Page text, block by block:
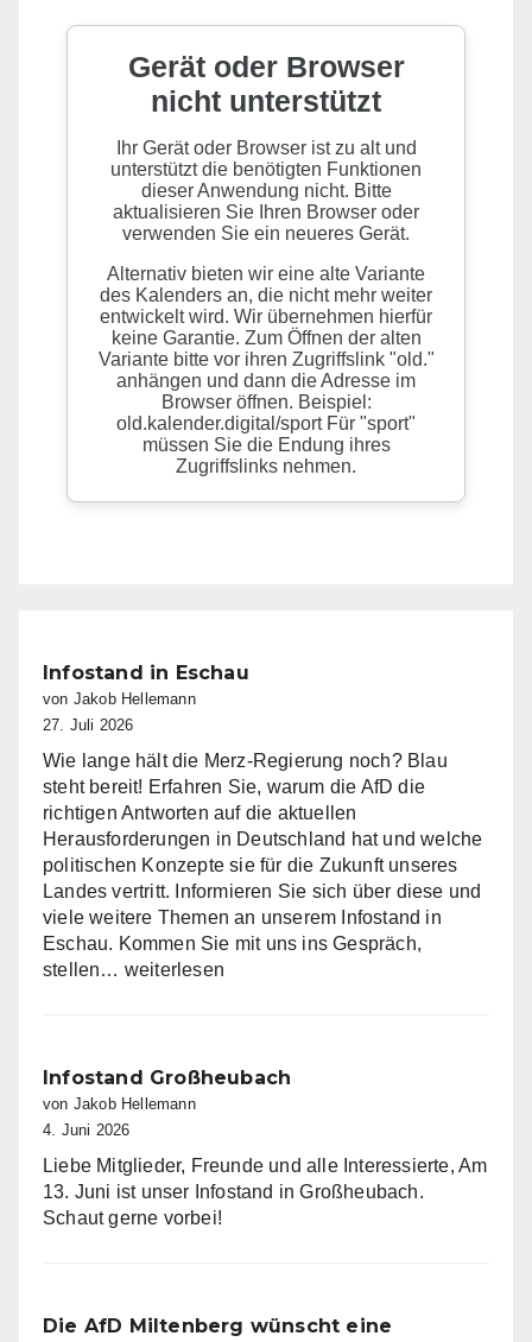
Infostand in Eschau
von Jakob Hellemann
27. Juli 2026
Wie lange hält die Merz-Regierung noch? Blau
steht bereit! Erfahren Sie, warum die AfD die
richtigen Antworten auf die aktuellen
Herausforderungen in Deutschland hat und welche
politischen Konzepte sie für die Zukunft unseres
Landes vertritt. Informieren Sie sich über diese und
viele weitere Themen an unserem Infostand in
Eschau. Kommen Sie mit uns ins Gespräch,
stellen… Infostand
weiterlesen
Infostand Großheubach
von Jakob Hellemann
4. Juni 2026
Liebe Mitglieder, Freunde und alle Interessierte, Am
13. Juni ist unser Infostand in Großheubach.
Schaut gerne vorbei!
Die AfD Miltenberg wünscht eine